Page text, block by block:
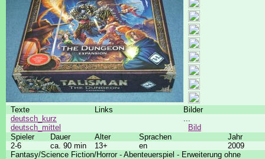
Texte Links
Bilder
deutsch_kurz
deutsch_mittel
...
Bild
Spieler
Dauer Alter Sprachen
Jahr
2-6
ca. 90 min 13+ en
2009
Fantasy/Science Fiction/Horror - Abenteuerspiel - Erweiterung ohne